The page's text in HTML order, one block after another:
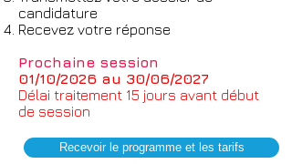
candidature
Recevez votre réponse
Prochaine session
01/10/2026 au 30/06/2027
Délai traitement 15 jours avant début
de session
Recevoir le programme et les tarifs